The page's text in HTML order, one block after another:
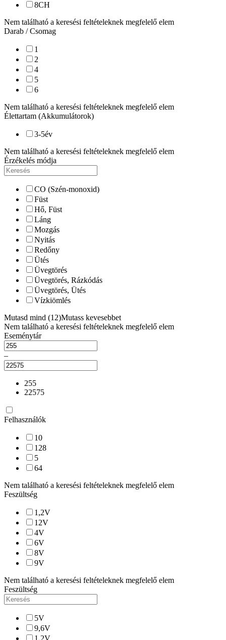
8CH
Nem található a keresési feltételeknek megfelelő elem
Darab / Csomag
1
2
4
5
6
Nem található a keresési feltételeknek megfelelő elem
Élettartam (Akkumulátorok)
3-5év
Nem található a keresési feltételeknek megfelelő elem
Érzékelés módja
CO (Szén-monoxid)
Füst
Hő, Füst
Láng
Mozgás
Nyitás
Redőny
Ütés
Üvegtörés
Üvegtörés, Rázkódás
Üvegtörés, Ütés
Vízkiömlés
Mutasd mind (12)Mutass kevesebbet
Nem található a keresési feltételeknek megfelelő elem
Eseménytár
–
255
22575
Felhasználók
10
128
5
64
Nem található a keresési feltételeknek megfelelő elem
Feszültség
1,2V
12V
4V
6V
8V
9V
Nem található a keresési feltételeknek megfelelő elem
Feszültség
5V
9,6V
1,2V